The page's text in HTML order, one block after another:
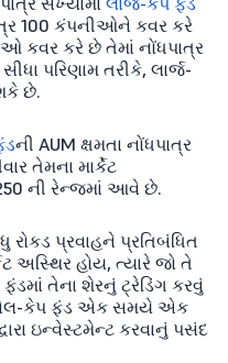
100 કંપનીઓને કવર કરે
કવર કરે છે તેમાં નોંધપાત્ર
પરિણામ તરીકે, લાર્જ-
છે.
ની AUM ક્ષમતા નોંધપાત્ર
તેમના માર્કેટ
ની રેન્જમાં આવે છે.
પ્રવાહને પ્રતિબંધિત
અસ્થિર હોય, ત્યારે જો તે
ફંડમાં તેના શેરનું ટ્રેડિંગ કરવું
કેપ ફંડ એક સમયે એક
ઇન્વેસ્ટમેન્ટ કરવાનું પસંદ